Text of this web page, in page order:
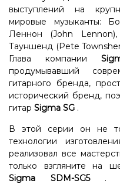
выступлений на
мировые музыканты:
Леннон (John
Тауншенд (Pete
Глава компании
продумывавший
гитарного бренда,
исторический бренд,
гитар Sigma SG .
В этой серии он не
технологии
реализовал все
только взгляните на
Sigma SDM-SG5.